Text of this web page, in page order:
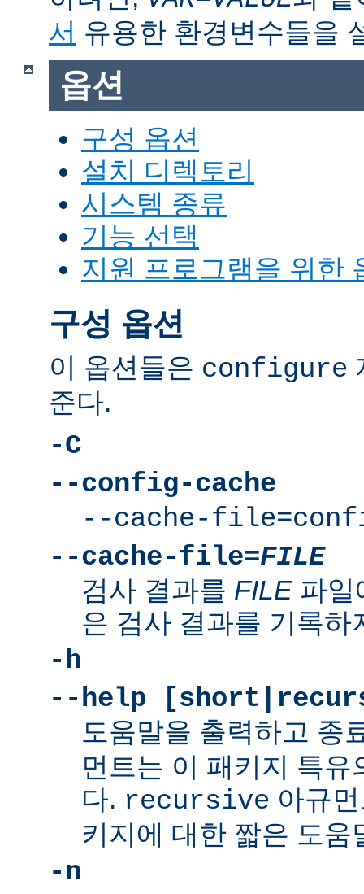
서 유용한 환경변수들을
옵션
구성 옵션
설치 디렉토리
시스템 종류
기능 선택
지원 프로그램을 위한
구성 옵션
이 옵션들은 configure
준다.
-C
--config-cache
--cache-
--cache-file=FILE
검사 결과를 FILE 파일
은 검사 결과를 기록하
-h
--help
도움말을 출력하고 종
먼트는 이 패키지 특
다. recursive 아규
키지에 대한 짧은 도움
-n